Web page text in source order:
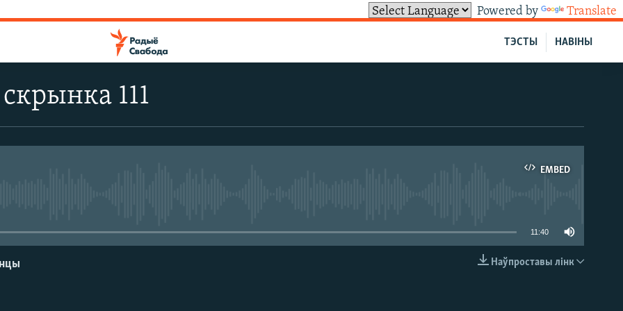
Powered by Translate
НАВІНЫ
ТЭСТЫ
111
EMBED
11:40
Наўпроставы лінк